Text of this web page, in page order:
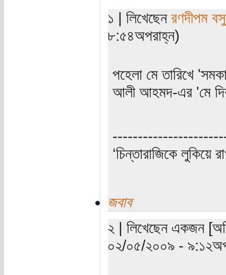
১ | লিখেছেনরণদীপম বসু
৮:৫৪অপরাহ্ন)
পহেলা মে তারিখে
আলী আহমদ-এর 'মে
‘চিন্তারাজিকে লুকিয়ে
জবাব
২ | লিখেছেন একজন
০২/০৫/২০০৯ -